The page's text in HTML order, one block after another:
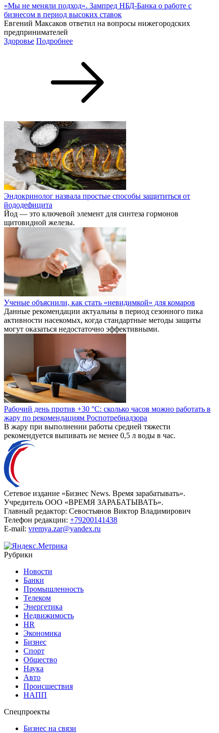
«Мы не меняли подход». Зампред НБД-Банка о работе с
бизнесом в период высоких ставок
Евгений Максаков ответил на вопросы нижегородских
предпринимателей
Здоровье Подробнее
Эндокринолог назвала простые способы защититься от
йододефицита
Йод — это ключевой элемент для синтеза гормонов
щитовидной железы.
Ученые объяснили, как стать «невидимкой» для комаров
Данные рекомендации актуальны в период сезонного пика
активности насекомых, когда стандартные методы защиты
могут оказаться недостаточно эффективными.
Рабочий день против +30 °C: сколько часов можно работать в
жару по рекомендациям Роспотребнадзора
В жару при выполнении работы средней тяжести
рекомендуется выпивать не менее 0,5 л воды в час.
Сетевое издание «Бизнес News. Время зарабатывать».
Учредитель ООО «ВРЕМЯ ЗАРАБАТЫВАТЬ».
Главный редактор: Севостьянов Виктор Владимирович
Телефон редакции: +79200141438
E-mail: vremya.zar@yandex.ru
Рубрики
Новости
Банки
Промышленность
Телеком
Энергетика
Недвижимость
HR
Экономика
Бизнес
Спорт
Общество
Наука
Авто
Происшествия
НАПП
Спецпроекты
Бизнес на связи